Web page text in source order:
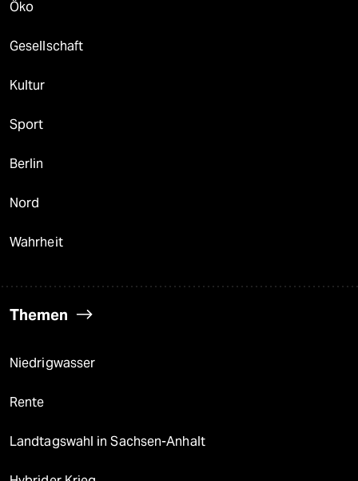
Öko
Gesellschaft
Kultur
Sport
Berlin
Nord
Wahrheit
Themen
Niedrigwasser
Rente
Landtagswahl in Sachsen-Anhalt